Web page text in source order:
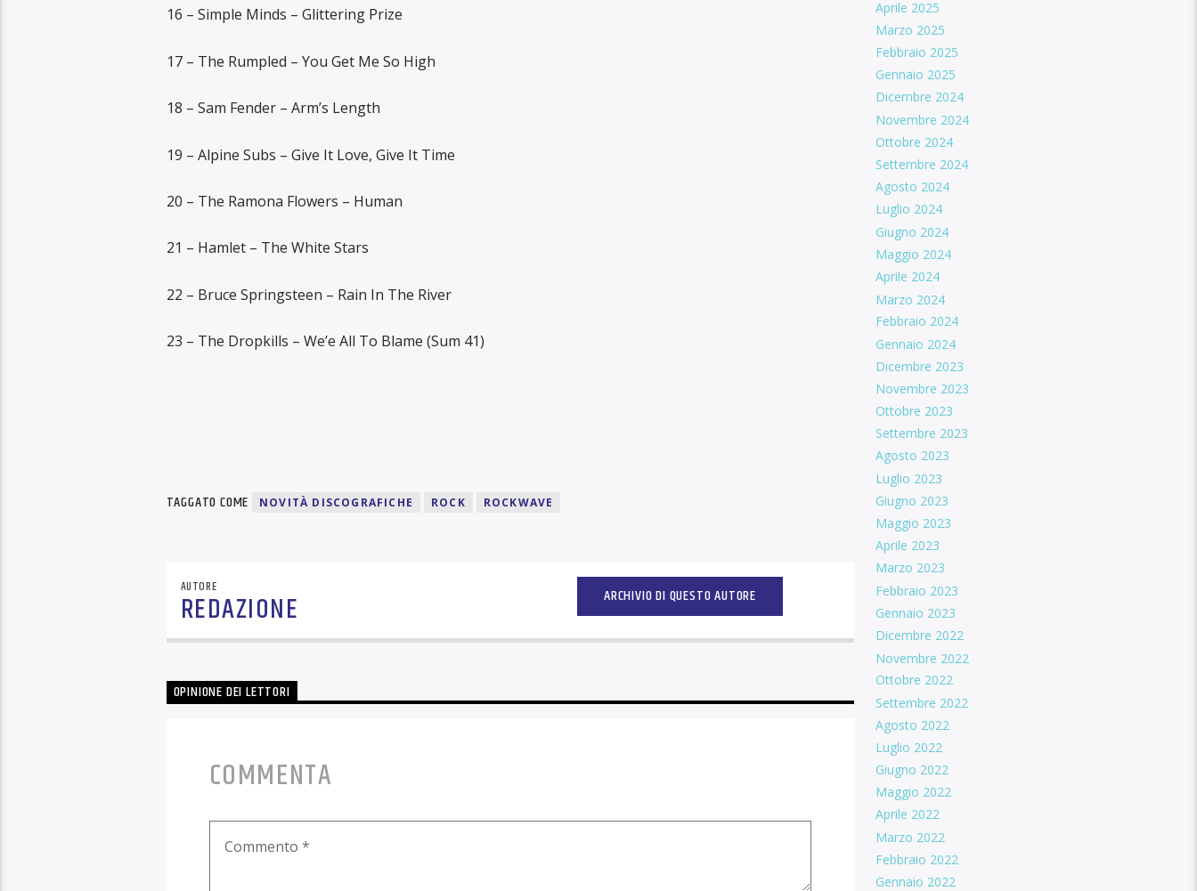
16 – Simple Minds – Glittering Prize
17 – The Rumpled – You Get Me So High
18 – Sam Fender – Arm’s Length
19 – Alpine Subs – Give It Love, Give It Time
20 – The Ramona Flowers – Human
21 – Hamlet – The White Stars
22 – Bruce Springsteen – Rain In The River
23 – The Dropkills – We’e All To Blame (Sum 41)
TAGGATO COME NOVITÀ DISCOGRAFICHE ROCK ROCKWAVE
AUTORE
REDAZIONE ARCHIVIO DI QUESTO AUTORE
OPINIONE DEI LETTORI
COMMENTA
Aprile 2025
Marzo 2025
Febbraio 2025
Gennaio 2025
Dicembre 2024
Novembre 2024
Ottobre 2024
Settembre 2024
Agosto 2024
Luglio 2024
Giugno 2024
Maggio 2024
Aprile 2024
Marzo 2024
Febbraio 2024
Gennaio 2024
Dicembre 2023
Novembre 2023
Ottobre 2023
Settembre 2023
Agosto 2023
Luglio 2023
Giugno 2023
Maggio 2023
Aprile 2023
Marzo 2023
Febbraio 2023
Gennaio 2023
Dicembre 2022
Novembre 2022
Ottobre 2022
Settembre 2022
Agosto 2022
Luglio 2022
Giugno 2022
Maggio 2022
Aprile 2022
Marzo 2022
Febbraio 2022
Gennaio 2022